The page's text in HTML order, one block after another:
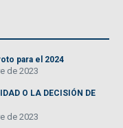
para el 2024
de 2023
O LA DECISIÓN DE
de 2023